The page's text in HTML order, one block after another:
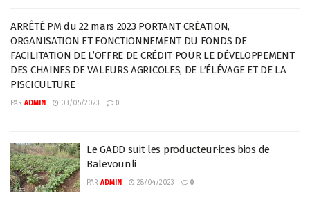
ARRÊTÉ PM du 22 mars 2023 PORTANT CRÉATION,
ORGANISATION ET FONCTIONNEMENT DU FONDS DE
FACILITATION DE L’OFFRE DE CRÉDIT POUR LE DÉVELOPPEMENT
DES CHAINES DE VALEURS AGRICOLES, DE L’ÉLÉVAGE ET DE LA
PISCICULTURE
PAR ADMIN 03/05/2023 0
Le GADD suit les producteur·ices bios de
Balevounli
PAR ADMIN 28/04/2023 0